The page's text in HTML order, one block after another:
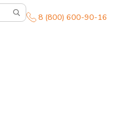
8 (800) 600-90-16